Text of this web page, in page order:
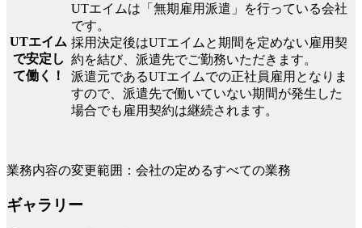
UTエイム
で安定し
て働く！
UTエイムは「無期雇用派遣」を行っている会社
です。
採用決定後はUTエイムと期間を定めない雇用契
約を結び、派遣先でご勤務いただきます。
派遣元であるUTエイムでの正社員雇用となりま
すので、派遣先で働いていない期間が発生した
場合でも雇用契約は継続されます。
業務内容の変更範囲：会社の定めるすべての業務
ギャラリー